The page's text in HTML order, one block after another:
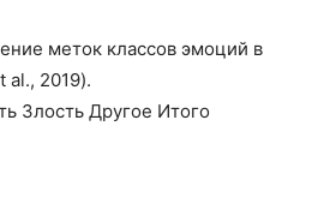
меток классов эмоций в
al., 2019).
Злость Другое Итого